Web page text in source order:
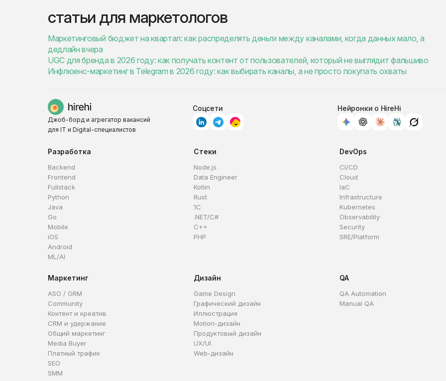
статьи для маркетологов
Маркетинговый бюджет на квартал: как распределять деньги между каналами, когда данных мало, а
дедлайн вчера
UGC для бренда в 2026 году: как получать контент от пользователей, который не выглядит фальшиво
Инфлюенс-маркетинг в Telegram в 2026 году: как выбирать каналы, а не просто покупать охваты
Джоб-борд и агрегатор вакансий
для IT и Digital-специалистов
Соцсети Нейронки о HireHi
Разработка
Backend
Frontend
Fullstack
Python
Java
Go
Mobile
iOS
Android
ML/AI
Стеки
Node.js
Data Engineer
Kotlin
Rust
1C
.NET/C#
C++
PHP
DevOps
CI/CD
Cloud
IaC
Infrastructure
Kubernetes
Observability
Security
SRE/Platform
Маркетинг
ASO / ORM
Community
Контент и креатив
CRM и удержание
Общий маркетинг
Media Buyer
Платный трафик
SEO
SMM
Дизайн
Game Design
Графический дизайн
Иллюстрация
Motion-дизайн
Продуктовый дизайн
UX/UI
Web-дизайн
QA
QA Automation
Manual QA